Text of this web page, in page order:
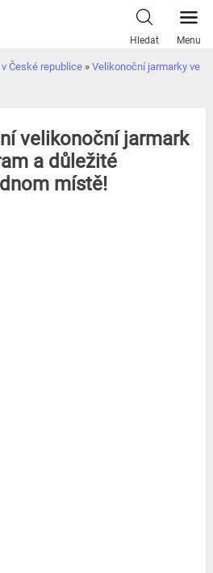
Hledat Menu
České republice » Velikonoční jarmarky ve
velikonoční jarmark
a důležité
místě!